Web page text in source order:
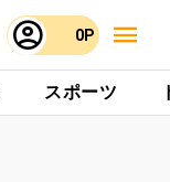
0P
スポーツ